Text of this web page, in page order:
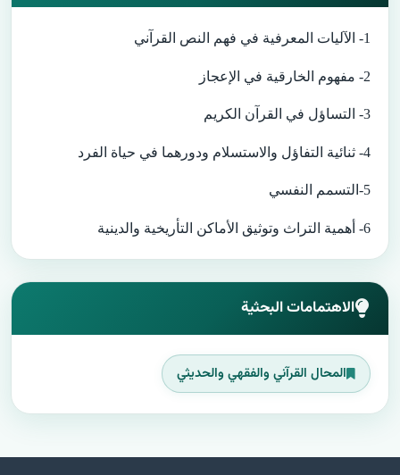
1- الآليات المعرفية في فهم النص القرآني
2- مفهوم الخارقية في الإعجاز
3- التساؤل في القرآن الكريم
4- ثنائية التفاؤل والاستسلام ودورهما في حياة الفرد
5-التسمم النفسي
6- أهمية التراث وتوثيق الأماكن التأريخية والدينية
الاهتمامات البحثية
المحال القرآني والفقهي والحديثي